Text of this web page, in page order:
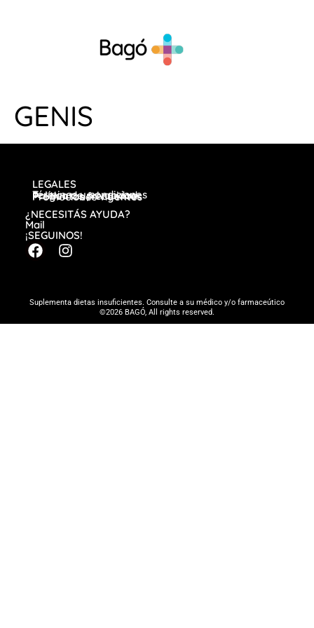
GENIS
LEGALES
Términos y condiciones
Política de privacidad
Preguntas frecuentes
Promociones vigentes
¿NECESITÁS AYUDA?
Mail
¡SEGUINOS!
Suplementa dietas insuficientes. Consulte a su médico y/o farmaceútico
©2026 BAGÓ, All rights reserved.